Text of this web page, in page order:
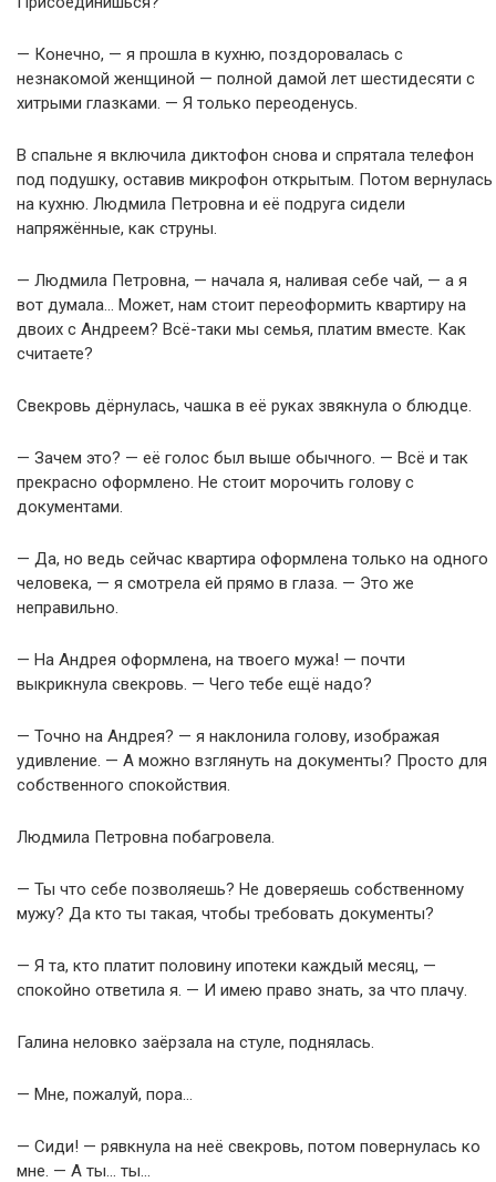
— Конечно, — я прошла в кухню, поздоровалась с
незнакомой женщиной — полной дамой лет шестидесяти с
хитрыми глазками. — Я только переоденусь.
В спальне я включила диктофон снова и спрятала телефон
под подушку, оставив микрофон открытым. Потом вернулась
на кухню. Людмила Петровна и её подруга сидели
напряжённые, как струны.
— Людмила Петровна, — начала я, наливая себе чай, — а я
вот думала… Может, нам стоит переоформить квартиру на
двоих с Андреем? Всё-таки мы семья, платим вместе. Как
считаете?
Свекровь дёрнулась, чашка в её руках звякнула о блюдце.
— Зачем это? — её голос был выше обычного. — Всё и так
прекрасно оформлено. Не стоит морочить голову с
документами.
— Да, но ведь сейчас квартира оформлена только на одного
человека, — я смотрела ей прямо в глаза. — Это же
неправильно.
— На Андрея оформлена, на твоего мужа! — почти
выкрикнула свекровь. — Чего тебе ещё надо?
— Точно на Андрея? — я наклонила голову, изображая
удивление. — А можно взглянуть на документы? Просто для
собственного спокойствия.
Людмила Петровна побагровела.
— Ты что себе позволяешь? Не доверяешь собственному
мужу? Да кто ты такая, чтобы требовать документы?
— Я та, кто платит половину ипотеки каждый месяц, —
спокойно ответила я. — И имею право знать, за что плачу.
Галина неловко заёрзала на стуле, поднялась.
— Мне, пожалуй, пора…
— Сиди! — рявкнула на неё свекровь, потом повернулась ко
мне. — А ты… ты…